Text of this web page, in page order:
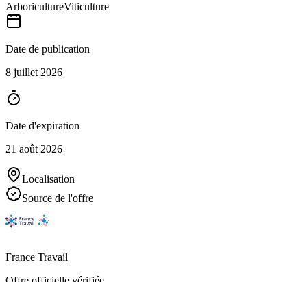
ArboricultureViticulture
Date de publication
8 juillet 2026
Date d'expiration
21 août 2026
Localisation
Source de l'offre
France Travail